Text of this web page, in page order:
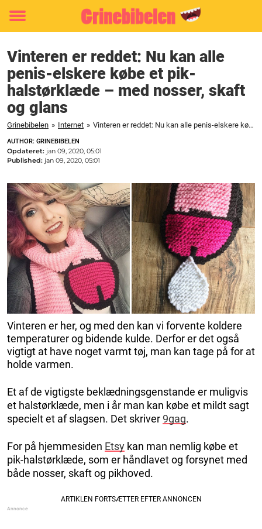
Toggle
Vinteren er reddet: Nu kan alle
penis-elskere købe et pik-
halstørklæde – med nosser, skaft
og glans
Grinebibelen » Internet » Vinteren er reddet: Nu kan alle penis-elskere købe et pik-halstørklæde - med nosser, skaft og glans
AUTHOR: GRINEBIBELEN
Opdateret: jan 09, 2020, 05:01
Published: jan 09, 2020, 05:01
Vinteren er her, og med den kan vi forvente koldere
temperaturer og bidende kulde. Derfor er det også
vigtigt at have noget varmt tøj, man kan tage på for at
holde varmen.
Et af de vigtigste beklædningsgenstande er muligvis
et halstørklæde, men i år man kan købe et mildt sagt
specielt et af slagsen. Det skriver 9gag.
For på hjemmesiden Etsy kan man nemlig købe et
pik-halstørklæde, som er håndlavet og forsynet med
både nosser, skaft og pikhoved.